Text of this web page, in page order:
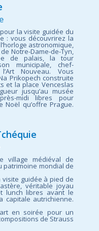
la visite guidée du
: vous découvrirez la
astronomique,
Notre-Dame-de-Tyn,
de palais, la tour
municipale, chef-
Nouveau. Vous
Prikopech construite
et la place Venceslas
jusqu’au musée
midi libres pour
qu’offre Prague.
village médiéval de
patrimoine mondial de
visite guidée à pied de
véritable joyau
lunch libres avant le
capitale autrichienne.
en soirée pour un
de Strauss